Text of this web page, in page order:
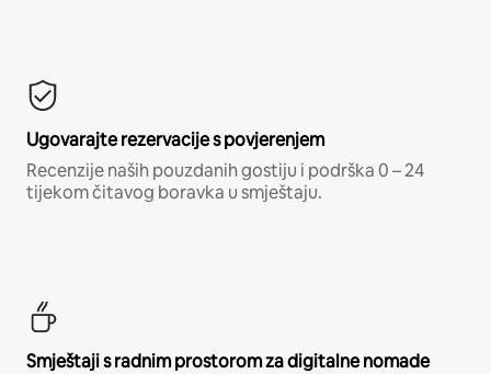
Ugovarajte rezervacije s povjerenjem
Recenzije naših pouzdanih gostiju i podrška 0 – 24
tijekom čitavog boravka u smještaju.
Smještaji s radnim prostorom za digitalne nomade